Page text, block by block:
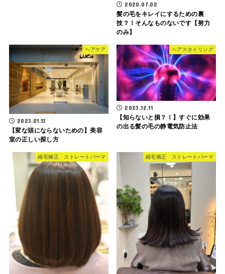
2020.07.02
髪の毛をキレイにするための裏
技？！そんなものないです【努力
のみ】
ヘアケア
2023.01.13
【変な頭にならないための】美容
室の正しい探し方
ヘアスタイリング
2023.12.11
【知らないと損？！】すぐに効果
の出る髪の毛の静電気防止法
縮毛矯正 ストレートパーマ 縮毛矯正 ストレートパーマ